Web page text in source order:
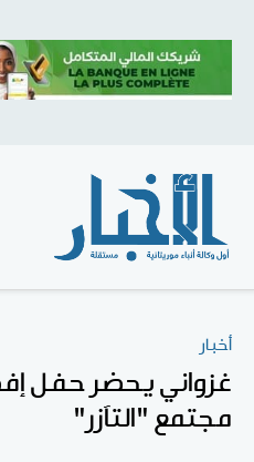
أخبار
غزواني يحضر حفل
مجتمع "التآزر"